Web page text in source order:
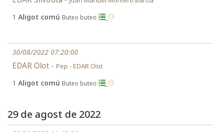
1 Aligot comú Buteo buteo
30/08/2022 07:20:00
EDAR Olot - Pep - EDAR Olot
1 Aligot comú Buteo buteo
29 de agost de 2022